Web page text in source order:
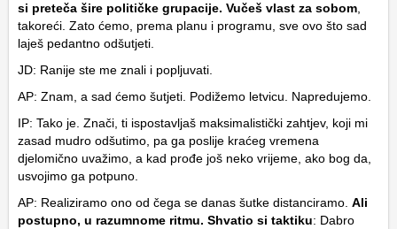
si preteča šire političke grupacije. Vučeš vlast za sobom
takoreći. Zato ćemo, prema planu i programu, sve ovo što sad
laješ pedantno odšutjeti.
JD: Ranije ste me znali i popljuvati.
AP: Znam, a sad ćemo šutjeti. Podižemo letvicu. Napredujemo.
IP: Tako je. Znači, ti ispostavljaš maksimalistički zahtjev, koji mi
zasad mudro odšutimo, pa ga poslije kraćeg vremena
djelomično uvažimo, a kad prođe još neko vrijeme, ako bog da,
usvojimo ga potpuno.
AP: Realiziramo ono od čega se danas šutke distanciramo. Ali
postupno, u razumnome ritmu. Shvatio si taktiku: Dabro